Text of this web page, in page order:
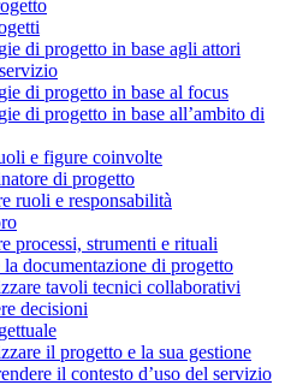
di progetto in base agli attori
di progetto in base al focus
di progetto in base all’ambito di
e figure coinvolte
di progetto
ruoli e responsabilità
processi, strumenti e rituali
documentazione di progetto
tavoli tecnici collaborativi
decisioni
il progetto e la sua gestione
il contesto d’uso del servizio